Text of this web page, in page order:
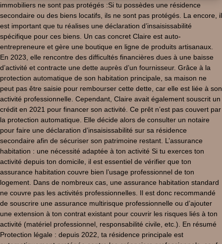
immobiliers ne sont pas protégés :Si tu possèdes une résidence
secondaire ou des biens locatifs, ils ne sont pas protégés. La encore, il
est important que tu réalises une déclaration d’insaisissabilité
spécifique pour ces biens. Un cas concret Claire est auto-
entrepreneure et gère une boutique en ligne de produits artisanaux.
En 2023, elle rencontre des difficultés financières dues à une baisse
d’activité et contracte une dette auprès d’un fournisseur. Grâce à la
protection automatique de son habitation principale, sa maison ne
peut pas être saisie pour rembourser cette dette, car elle est liée à son
activité professionnelle. Cependant, Claire avait également souscrit un
crédit en 2021 pour financer son activité. Ce prêt n’est pas couvert par
la protection automatique. Elle décide alors de consulter un notaire
pour faire une déclaration d’insaisissabilité sur sa résidence
secondaire afin de sécuriser son patrimoine restant. L’assurance
habitation : une nécessité adaptée à ton activité Si tu exerces ton
activité depuis ton domicile, il est essentiel de vérifier que ton
assurance habitation couvre bien l’usage professionnel de ton
logement. Dans de nombreux cas, une assurance habitation standard
ne couvre pas les activités professionnelles. Il est donc recommandé
de souscrire une assurance multirisque professionnelle ou d’ajouter
une extension à ton contrat existant pour couvrir les risques liés à ton
activité (matériel professionnel, responsabilité civile, etc.). En résumé
Protection légale : depuis 2022, ta résidence principale est